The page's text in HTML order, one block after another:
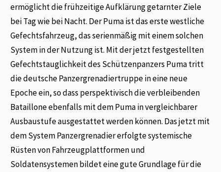
ermöglicht die frühzeitige Aufklärung getarnter Ziele
bei Tag wie bei Nacht. Der Puma ist das erste westliche
Gefechtsfahrzeug, das serienmäßig mit einem solchen
System in der Nutzung ist. Mit der jetzt festgestellten
Gefechtstauglichkeit des Schützenpanzers Puma tritt
die deutsche Panzergrenadiertruppe in eine neue
Epoche ein, so dass perspektivisch die verbleibenden
Bataillone ebenfalls mit dem Puma in vergleichbarer
Ausbaustufe ausgestattet werden können. Das jetzt mit
dem System Panzergrenadier erfolgte systemische
Rüsten von Fahrzeugplattformen und
Soldatensystemen bildet eine gute Grundlage für die